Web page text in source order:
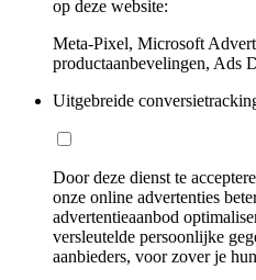
op deze website:
Meta-Pixel, Microsoft
productaanbevelingen, Ads
Uitgebreide
Door deze dienst te
onze online advertenties
advertentieaanbod
versleutelde persoonlijke
aanbieders, voor zover je